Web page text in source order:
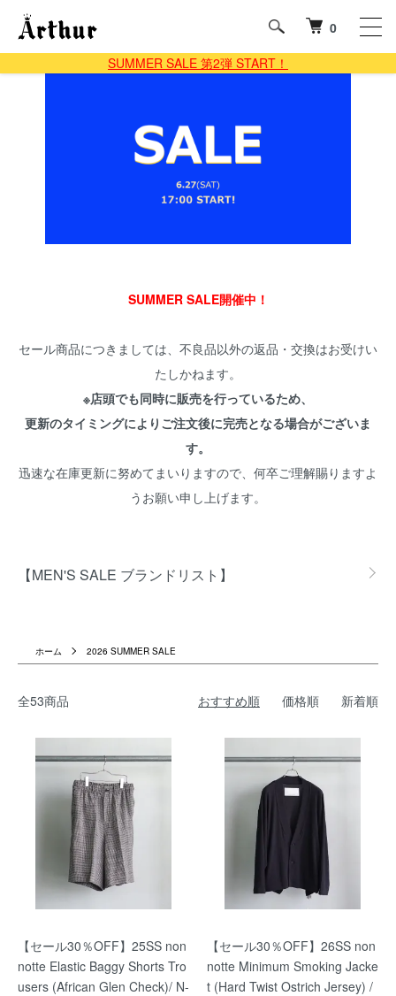
0
SUMMER SALE 第2弾 START！
SUMMER SALE開催中！
セール商品につきましては、不良品以外の返品・交換はお受けい
たしかねます。
※店頭でも同時に販売を行っているため、
更新のタイミングによりご注文後に完売となる場合がございま
す。
迅速な在庫更新に努めてまいりますので、何卒ご理解賜りますよ
うお願い申し上げます。
【MEN'S SALE ブランドリスト】
ホーム 2026 SUMMER SALE
全53商品 おすすめ順 価格順 新着順
【セール30％OFF】25SS non
notte Elastic Baggy Shorts Tro
users (African Glen Check)/ N-
【セール30％OFF】26SS non
notte Minimum Smoking Jacke
t (Hard Twist Ostrich Jersey) /